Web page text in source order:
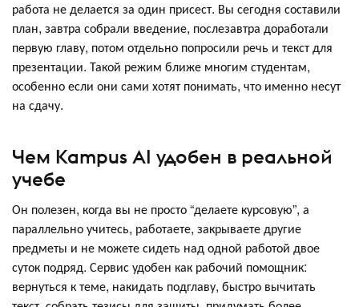
работа не делается за один присест. Вы сегодня составили
план, завтра собрали введение, послезавтра доработали
первую главу, потом отдельно попросили речь и текст для
презентации. Такой режим ближе многим студентам,
особенно если они сами хотят понимать, что именно несут
на сдачу.
Чем Kampus AI удобен в реальной
учебе
Он полезен, когда вы не просто “делаете курсовую”, а
параллельно учитесь, работаете, закрываете другие
предметы и не можете сидеть над одной работой двое
суток подряд. Сервис удобен как рабочий помощник:
вернуться к теме, накидать подглаву, быстро вычитать